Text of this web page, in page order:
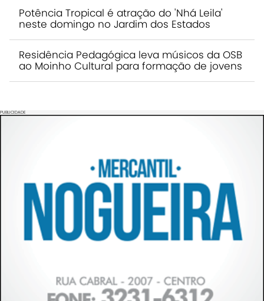
Potência Tropical é atração do 'Nhá Leila'
neste domingo no Jardim dos Estados
Residência Pedagógica leva músicos da OSB
ao Moinho Cultural para formação de jovens
PUBLICIDADE